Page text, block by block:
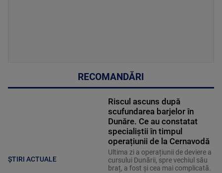
RECOMANDĂRI
ȘTIRI ACTUALE
Riscul ascuns după
scufundarea barjelor în
Dunăre. Ce au constatat
specialiștii în timpul
operațiunii de la Cernavodă
Ultima zi a operațiunii de deviere a
cursului Dunării, spre vechiul său
braț, a fost și cea mai complicată.